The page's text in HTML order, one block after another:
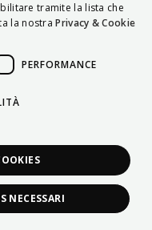
POLSKI
PORTUGUÊS
tramite la lista che
la nostra Privacy & Cookie
PERFORMANCE
NECESSARI